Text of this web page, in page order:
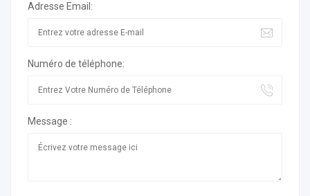
Adresse Email:
Numéro de téléphone:
Message :